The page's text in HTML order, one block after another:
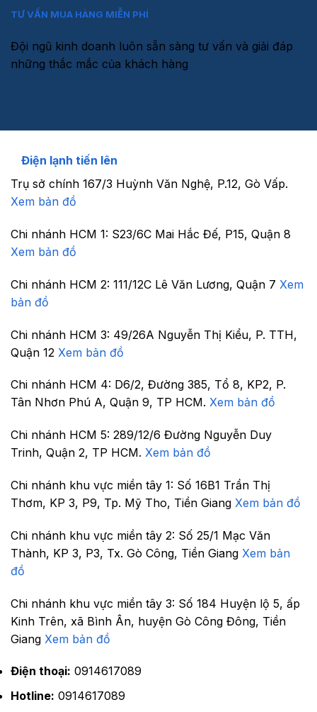
TƯ VẤN MUA HÀNG MIỄN PHÍ
Đội ngũ kinh doanh luôn sẵn sàng tư vấn và giải đáp
những thắc mắc của khách hàng
Điện lạnh tiến lên
Trụ sở chính 167/3 Huỳnh Văn Nghệ, P.12, Gò Vấp.
Xem bản đồ
Chi nhánh HCM 1: S23/6C Mai Hắc Đế, P15, Quận 8
Xem bản đồ
Chi nhánh HCM 2: 111/12C Lê Văn Lương, Quận 7 Xem
bản đồ
Chi nhánh HCM 3: 49/26A Nguyễn Thị Kiểu, P. TTH,
Quận 12 Xem bản đồ
Chi nhánh HCM 4: D6/2, Đường 385, Tổ 8, KP2, P.
Tân Nhơn Phú A, Quận 9, TP HCM. Xem bản đồ
Chi nhánh HCM 5: 289/12/6 Đường Nguyễn Duy
Trinh, Quận 2, TP HCM. Xem bản đồ
Chi nhánh khu vực miền tây 1: Số 16B1 Trần Thị
Thơm, KP 3, P9, Tp. Mỹ Tho, Tiền Giang Xem bản đồ
Chi nhánh khu vực miền tây 2: Số 25/1 Mạc Văn
Thành, KP 3, P3, Tx. Gò Công, Tiền Giang Xem bản
đồ
Chi nhánh khu vực miền tây 3: Số 184 Huyện lộ 5, ấp
Kinh Trên, xã Bình Ân, huyện Gò Công Đông, Tiền
Giang Xem bản đồ
Điện thoại: 0914617089
Hotline: 0914617089